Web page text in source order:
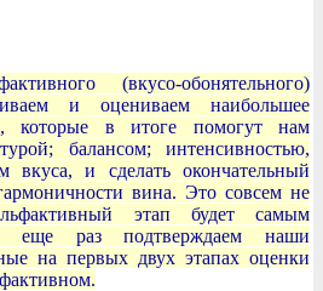
(вкусо-обонятельного)
и оцениваем наибольшее
которые в итоге помогут нам
балансом; интенсивностью,
вкуса, и сделать окончательный
вина. Это совсем не
этап будет самым
еще раз подтверждаем наши
на первых двух этапах оценки